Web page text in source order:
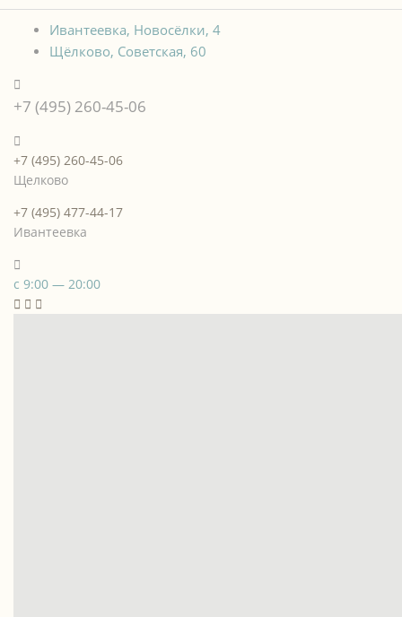
Ивантеевка, Новосёлки, 4
Щёлково, Советская, 60
+7 (495) 260-45-06
+7 (495) 260-45-06
Щелково
+7 (495) 477-44-17
Ивантеевка
с 9:00 — 20:00